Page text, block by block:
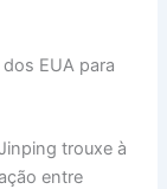
EUA para
trouxe à
entre